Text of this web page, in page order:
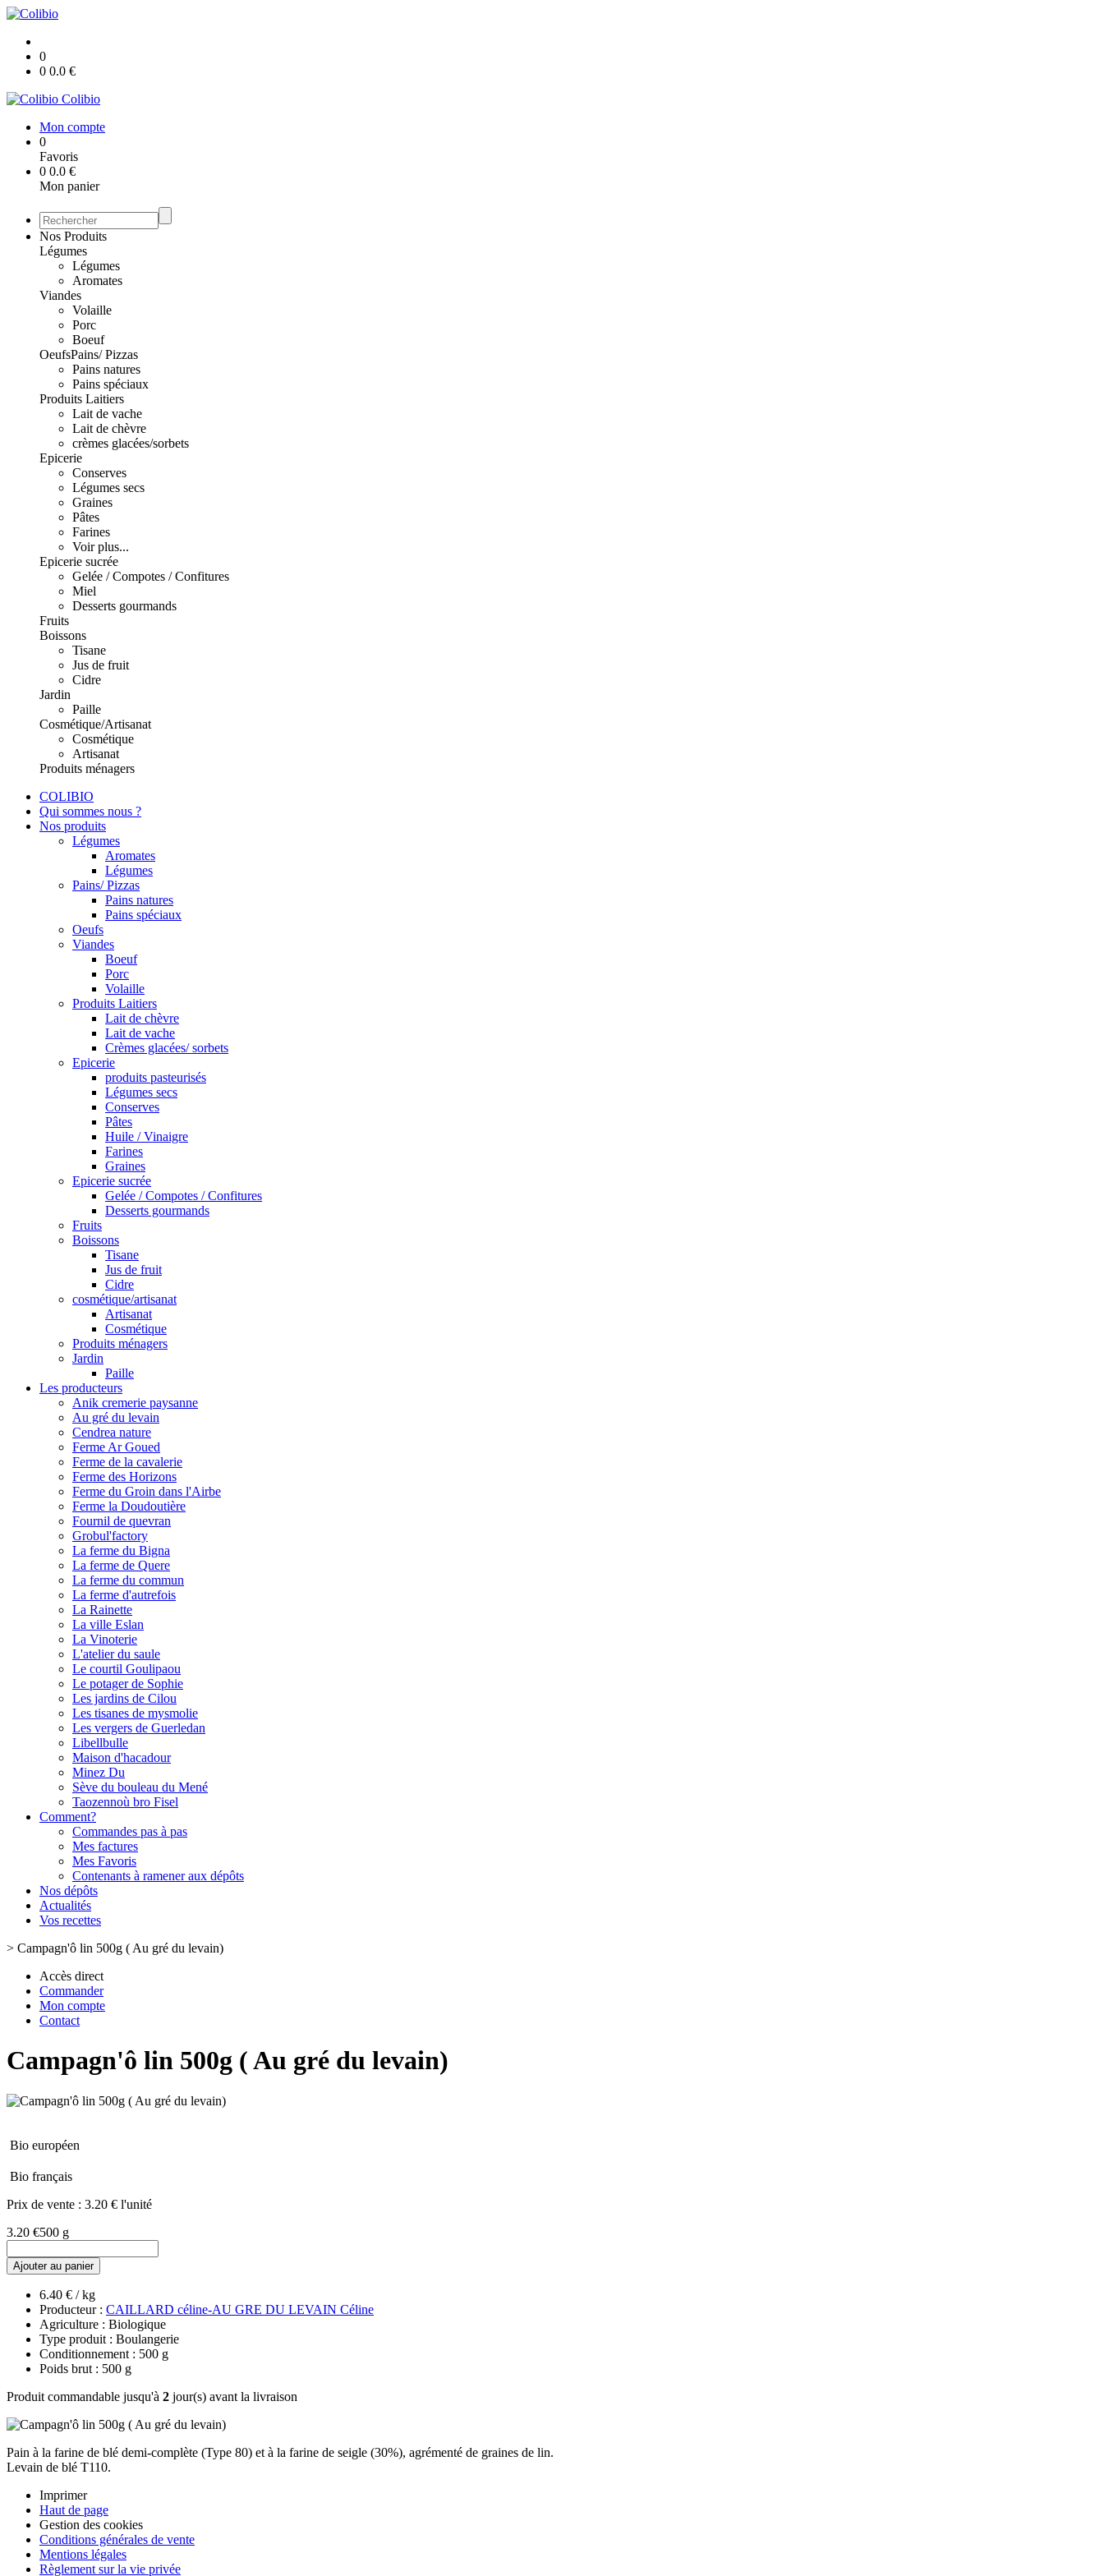
0
0 0.0 €
Colibio
Mon compte
0
Favoris
0 0.0 €
Mon panier
Nos Produits
Légumes
Légumes
Aromates
Viandes
Volaille
Porc
Boeuf
OeufsPains/ Pizzas
Pains natures
Pains spéciaux
Produits Laitiers
Lait de vache
Lait de chèvre
crèmes glacées/sorbets
Epicerie
Conserves
Légumes secs
Graines
Pâtes
Farines
Voir plus...
Epicerie sucrée
Gelée / Compotes / Confitures
Miel
Desserts gourmands
Fruits
Boissons
Tisane
Jus de fruit
Cidre
Jardin
Paille
Cosmétique/Artisanat
Cosmétique
Artisanat
Produits ménagers
COLIBIO
Qui sommes nous ?
Nos produits
Légumes
Aromates
Légumes
Pains/ Pizzas
Pains natures
Pains spéciaux
Oeufs
Viandes
Boeuf
Porc
Volaille
Produits Laitiers
Lait de chèvre
Lait de vache
Crèmes glacées/ sorbets
Epicerie
produits pasteurisés
Légumes secs
Conserves
Pâtes
Huile / Vinaigre
Farines
Graines
Epicerie sucrée
Gelée / Compotes / Confitures
Desserts gourmands
Fruits
Boissons
Tisane
Jus de fruit
Cidre
cosmétique/artisanat
Artisanat
Cosmétique
Produits ménagers
Jardin
Paille
Les producteurs
Anik cremerie paysanne
Au gré du levain
Cendrea nature
Ferme Ar Goued
Ferme de la cavalerie
Ferme des Horizons
Ferme du Groin dans l'Airbe
Ferme la Doudoutière
Fournil de quevran
Grobul'factory
La ferme du Bigna
La ferme de Quere
La ferme du commun
La ferme d'autrefois
La Rainette
La ville Eslan
La Vinoterie
L'atelier du saule
Le courtil Goulipaou
Le potager de Sophie
Les jardins de Cilou
Les tisanes de mysmolie
Les vergers de Guerledan
Libellbulle
Maison d'hacadour
Minez Du
Sève du bouleau du Mené
Taozennoù bro Fisel
Comment?
Commandes pas à pas
Mes factures
Mes Favoris
Contenants à ramener aux dépôts
Nos dépôts
Actualités
Vos recettes
> Campagn'ô lin 500g ( Au gré du levain)
Accès direct
Commander
Mon compte
Contact
Campagn'ô lin 500g ( Au gré du levain)
Bio européen
Bio français
Prix de vente : 3.20 € l'unité
3.20 €500 g
Ajouter au panier
6.40 € / kg
Producteur : CAILLARD céline-AU GRE DU LEVAIN Céline
Agriculture : Biologique
Type produit : Boulangerie
Conditionnement : 500 g
Poids brut : 500 g
Produit commandable jusqu'à 2 jour(s) avant la livraison
Pain à la farine de blé demi-complète (Type 80) et à la farine de seigle (30%), agrémenté de graines de lin.
Levain de blé T110.
Imprimer
Haut de page
Gestion des cookies
Conditions générales de vente
Mentions légales
Règlement sur la vie privée